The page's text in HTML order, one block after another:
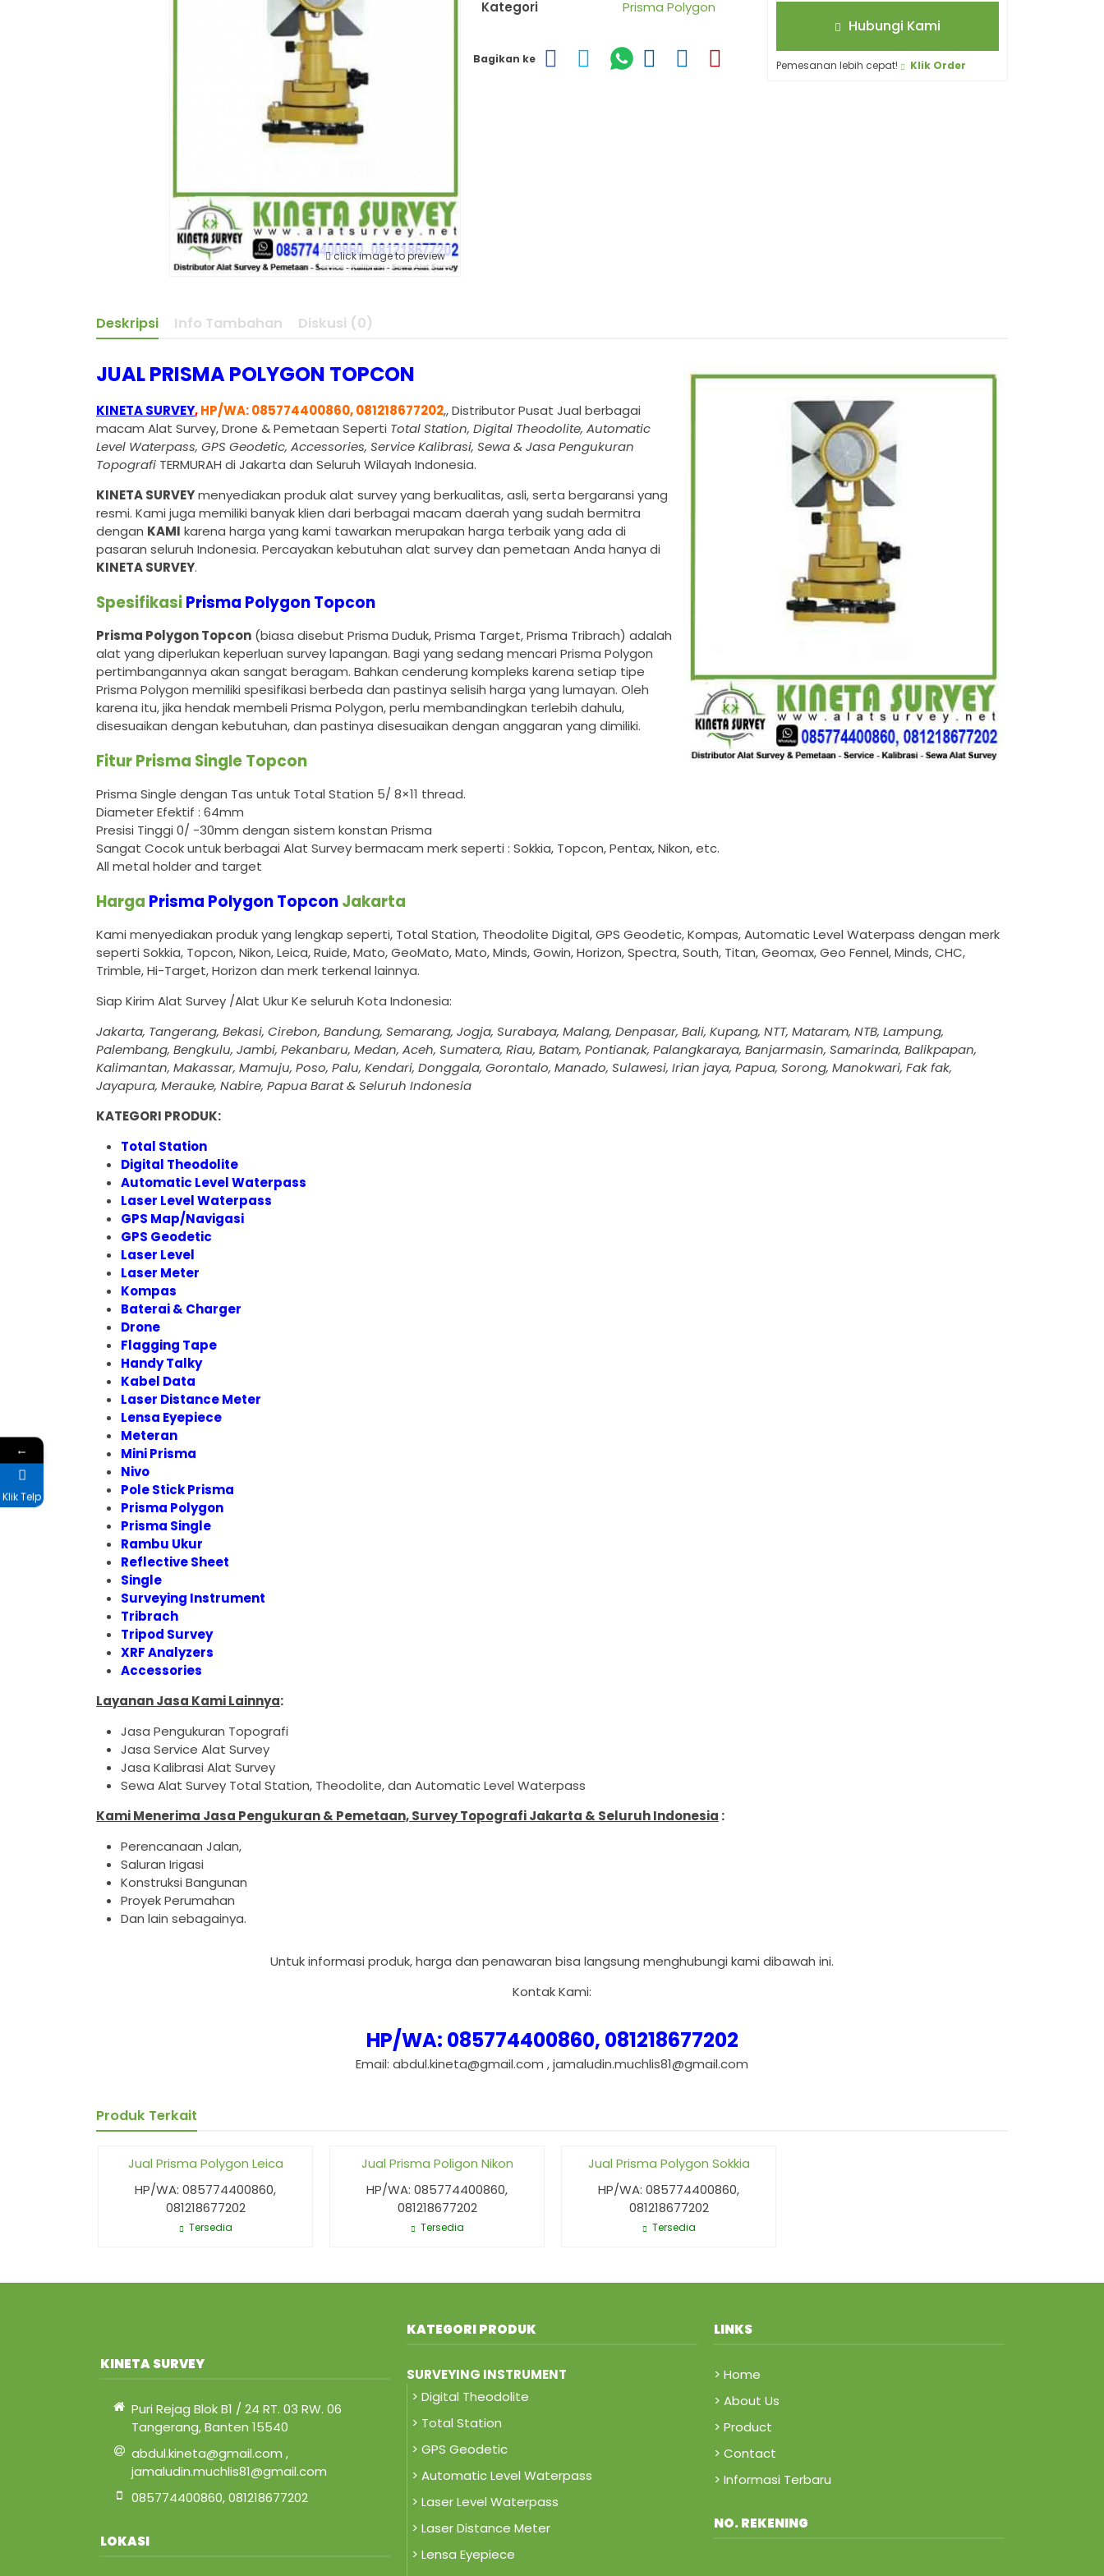
click image to preview
Kategori
Prisma Polygon
Hubungi Kami
Pemesanan lebih cepat! Klik Order
Bagikan ke
Deskripsi Info Tambahan Diskusi (0)
JUAL PRISMA POLYGON TOPCON
KINETA SURVEY,HP/WA: 085774400860, 081218677202,, Distributor Pusat Jual berbagai
macam Alat Survey, Drone & Pemetaan Seperti Total Station, Digital Theodolite, Automatic
Level Waterpass, GPS Geodetic, Accessories, Service Kalibrasi, Sewa & Jasa Pengukuran
Topografi TERMURAH di Jakarta dan Seluruh Wilayah Indonesia.
KINETA SURVEYmenyediakan produk alat survey yang berkualitas, asli, serta bergaransi yang
resmi. Kami juga memiliki banyak klien dari berbagai macam daerah yang sudah bermitra
dengan KAMI karena harga yang kami tawarkan merupakan harga terbaik yang ada di
pasaran seluruh Indonesia. Percayakan kebutuhan alat survey dan pemetaan Anda hanya di
KINETA SURVEY.
SpesifikasiPrisma Polygon Topcon
Prisma Polygon Topcon (biasa disebut Prisma Duduk, Prisma Target, Prisma Tribrach) adalah
alat yang diperlukan keperluan survey lapangan. Bagi yang sedang mencari Prisma Polygon
pertimbangannya akan sangat beragam. Bahkan cenderung kompleks karena setiap tipe
Prisma Polygon memiliki spesifikasi berbeda dan pastinya selisih harga yang lumayan. Oleh
karena itu, jika hendak membeli Prisma Polygon, perlu membandingkan terlebih dahulu,
disesuaikan dengan kebutuhan, dan pastinya disesuaikan dengan anggaran yang dimiliki.
Fitur Prisma Single Topcon
Prisma Single dengan Tas untuk Total Station 5/ 8×11 thread.
Diameter Efektif : 64mm
Presisi Tinggi 0/ -30mm dengan sistem konstan Prisma
Sangat Cocok untuk berbagai Alat Survey bermacam merk seperti : Sokkia, Topcon, Pentax, Nikon, etc.
All metal holder and target
Harga Prisma Polygon TopconJakarta
Kami menyediakan produk yang lengkap seperti, Total Station, Theodolite Digital, GPS Geodetic, Kompas, Automatic Level Waterpass dengan merk
seperti Sokkia, Topcon, Nikon, Leica, Ruide, Mato, GeoMato, Mato, Minds, Gowin, Horizon, Spectra, South, Titan, Geomax, Geo Fennel, Minds, CHC,
Trimble, Hi-Target, Horizon dan merk terkenal lainnya.
Siap Kirim Alat Survey /Alat Ukur Ke seluruh Kota Indonesia:
Jakarta, Tangerang, Bekasi, Cirebon, Bandung, Semarang, Jogja, Surabaya, Malang, Denpasar, Bali, Kupang, NTT, Mataram, NTB, Lampung,
Palembang, Bengkulu, Jambi, Pekanbaru, Medan, Aceh, Sumatera, Riau, Batam, Pontianak, Palangkaraya, Banjarmasin, Samarinda, Balikpapan,
Kalimantan, Makassar, Mamuju, Poso, Palu, Kendari, Donggala, Gorontalo, Manado, Sulawesi, Irian jaya, Papua, Sorong, Manokwari, Fak fak,
Jayapura, Merauke, Nabire, Papua Barat & Seluruh Indonesia
KATEGORI PRODUK:
Total Station
Digital Theodolite
Automatic Level Waterpass
Laser Level Waterpass
GPS Map/Navigasi
GPS Geodetic
Laser Level
Laser Meter
Kompas
Baterai & Charger
Drone
Flagging Tape
Handy Talky
Kabel Data
Laser Distance Meter
Lensa Eyepiece
Meteran
Mini Prisma
Nivo
Pole Stick Prisma
Prisma Polygon
Prisma Single
Rambu Ukur
Reflective Sheet
Single
Surveying Instrument
Tribrach
Tripod Survey
XRF Analyzers
Accessories
Layanan Jasa Kami Lainnya:
Jasa Pengukuran Topografi
Jasa Service Alat Survey
Jasa Kalibrasi Alat Survey
Sewa Alat Survey Total Station, Theodolite, dan Automatic Level Waterpass
Kami Menerima Jasa Pengukuran & Pemetaan, Survey Topografi Jakarta & Seluruh Indonesia :
Perencanaan Jalan,
Saluran Irigasi
Konstruksi Bangunan
Proyek Perumahan
Dan lain sebagainya.
Untuk informasi produk, harga dan penawaran bisa langsung menghubungi kami dibawah ini.
Kontak Kami:
HP/WA: 085774400860, 081218677202
Email: abdul.kineta@gmail.com , jamaludin.muchlis81@gmail.com
Produk Terkait
Jual Prisma Polygon Leica
HP/WA: 085774400860,
081218677202
Tersedia
Jual Prisma Poligon Nikon
HP/WA: 085774400860,
081218677202
Tersedia
Jual Prisma Polygon Sokkia
HP/WA: 085774400860,
081218677202
Tersedia
KINETA SURVEY
Puri Rejag Blok B1 / 24 RT. 03 RW. 06
Tangerang, Banten 15540
abdul.kineta@gmail.com ,
jamaludin.muchlis81@gmail.com
085774400860, 081218677202
LOKASI
KATEGORI PRODUK
SURVEYING INSTRUMENT
> Digital Theodolite
> Total Station
> GPS Geodetic
> Automatic Level Waterpass
> Laser Level Waterpass
> Laser Distance Meter
> Lensa Eyepiece
LINKS
> Home
> About Us
> Product
> Contact
> Informasi Terbaru
NO. REKENING
←
Klik Telp